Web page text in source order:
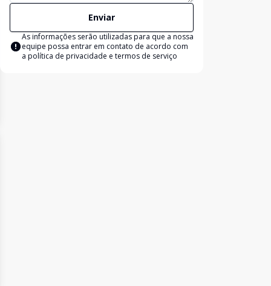
Enviar
As informações serão utilizadas para que a nossa
equipe possa entrar em contato de acordo com
a política de privacidade e termos de serviço